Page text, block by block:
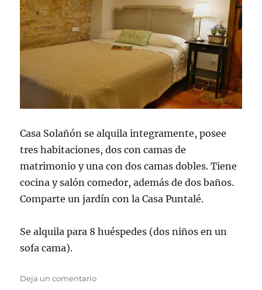
Casa Solañón se alquila integramente, posee
tres habitaciones, dos con camas de
matrimonio y una con dos camas dobles. Tiene
cocina y salón comedor, además de dos baños.
Comparte un jardín con la Casa Puntalé.
Se alquila para 8 huéspedes (dos niños en un
sofa cama).
Deja un comentarioen